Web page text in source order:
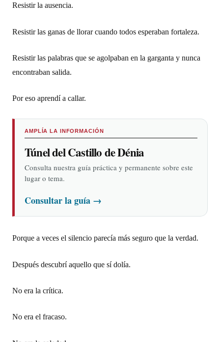
Resistir la ausencia.
Resistir las ganas de llorar cuando todos esperaban fortaleza.
Resistir las palabras que se agolpaban en la garganta y nunca
encontraban salida.
Por eso aprendí a callar.
AMPLÍA LA INFORMACIÓN
Túnel del Castillo de Dénia
Consulta nuestra guía práctica y permanente sobre este
lugar o tema.
Consultar la guía →
Porque a veces el silencio parecía más seguro que la verdad.
Después descubrí aquello que sí dolía.
No era la crítica.
No era el fracaso.